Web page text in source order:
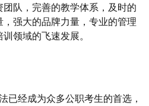
队，完善的教学体系，及时的
强大的品牌力量，专业的管理
领域的飞速发展。
经成为众多公职考生的首选，